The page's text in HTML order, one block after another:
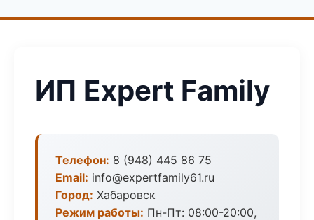
ИП Expert Family
Телефон: 8 (948) 445 86 75
Email: info@expertfamily61.ru
Город: Хабаровск
Режим работы: Пн-Пт: 08:00-20:00,